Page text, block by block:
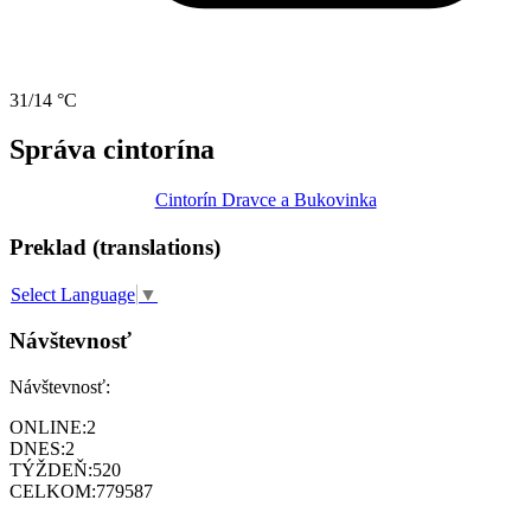
31/14 °C
Správa cintorína
Cintorín Dravce a Bukovinka
Preklad (translations)
Select Language ▼
Návštevnosť
Návštevnosť:
ONLINE:2
DNES:2
TÝŽDEŇ:520
CELKOM:779587